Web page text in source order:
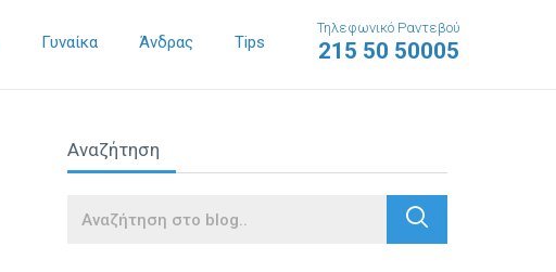
Γυναίκα Άνδρας Tips
Τηλεφωνικό Ραντεβού
215 50 50005
Αναζήτηση
Search